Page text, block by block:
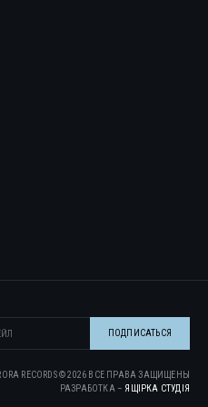
RECORDS ©2026 ВСЕ ПРАВА ЗАЩИЩЕНЫ
РАЗРАБОТКА – ЯЩІРКА CТУДІЯ